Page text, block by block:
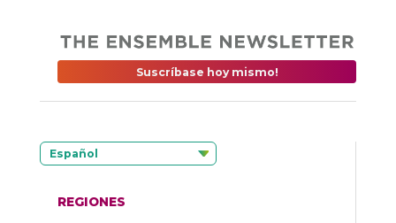
Suscríbase hoy mismo!
Español
REGIONES